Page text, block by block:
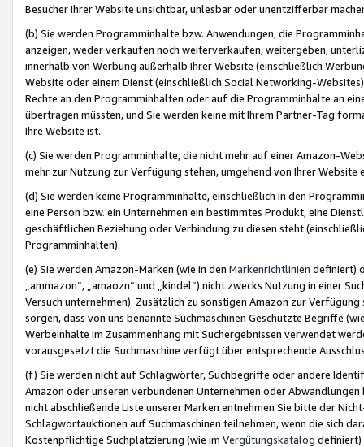
Besucher Ihrer Website unsichtbar, unlesbar oder unentzifferbar
(b) Sie werden Programminhalte bzw. Anwendungen, die
anzeigen, weder verkaufen noch weiterverkaufen, weitergeben,
innerhalb von Werbung außerhalb Ihrer Website (einschließlich
Website oder einem Dienst (einschließlich Social Networking-
Rechte an den Programminhalten oder auf die Programminhalte an
übertragen müssten, und Sie werden keine mit Ihrem Partner-Tag
Ihre Website ist.
(c) Sie werden Programminhalte, die nicht mehr auf einer Amazon-
mehr zur Nutzung zur Verfügung stehen, umgehend von Ihrer
(d) Sie werden keine Programminhalte, einschließlich in den
eine Person bzw. ein Unternehmen ein bestimmtes Produkt, eine
geschäftlichen Beziehung oder Verbindung zu diesen steht
Programminhalten).
(e) Sie werden Amazon-Marken (wie in den Markenrichtlinien definiert)
„ammazon“, „amaozn“ und „kindel“) nicht zwecks Nutzung in einer
Versuch unternehmen). Zusätzlich zu sonstigen Amazon zur
sorgen, dass von uns benannte Suchmaschinen Geschützte Begriffe
Werbeinhalte im Zusammenhang mit Suchergebnissen verwendet
vorausgesetzt die Suchmaschine verfügt über entsprechende
(f) Sie werden nicht auf Schlagwörter, Suchbegriffe oder andere
Amazon oder unseren verbundenen Unternehmen oder
nicht abschließende Liste unserer Marken entnehmen Sie bitte der
Schlagwortauktionen auf Suchmaschinen teilnehmen, wenn die sich
Kostenpflichtige Suchplatzierung (wie im Vergütungskatalog definiert)